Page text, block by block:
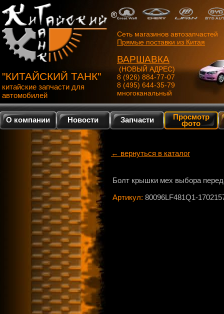
"КИТАЙСКИЙ ТАНК"
китайские запчасти для
автомобилей
Сеть магазинов автозапчастей
Прямые поставки из Китая
ВАРШАВКА
(НОВЫЙ АДРЕС)
8 (926) 884-77-07
8 (495) 644-35-79
многоканальный
О компании Новости Запчасти Просмотр
фото
← вернуться в каталог
Болт крышки мех выбора
Артикул: 80096LF481Q1-